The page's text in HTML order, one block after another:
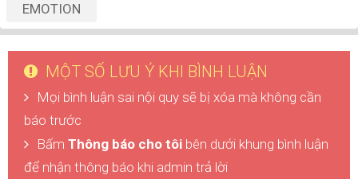
EMOTION
MỘT SỐ LƯU Ý KHI BÌNH LUẬN
Mọi bình luận sai nội quy sẽ bị xóa mà không cần
báo trước
Bấm Thông báo cho tôi bên dưới khung bình luận
để nhận thông báo khi admin trả lời